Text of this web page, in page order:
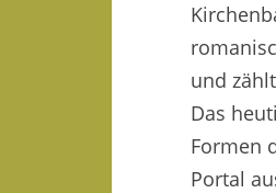
und
Das
Formen
Portal